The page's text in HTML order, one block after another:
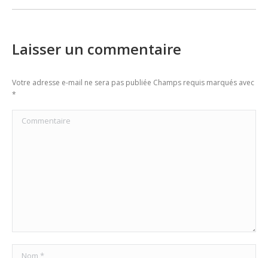
Laisser un commentaire
Votre adresse e-mail ne sera pas publiée Champs requis marqués avec
*
Commentaire
Nom *